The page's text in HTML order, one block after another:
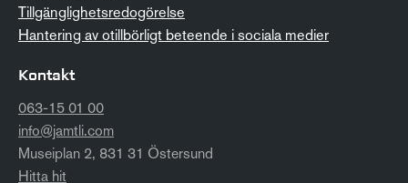
Tillgänglighetsredogörelse
Hantering av otillbörligt beteende i sociala medier
Kontakt
063-15 01 00
info@jamtli.com
Museiplan 2, 831 31 Östersund
Hitta hit